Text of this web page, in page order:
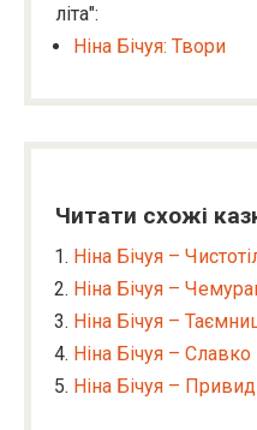
літа":
Ніна Бічуя: Твори
Читати схожі
Ніна Бічуя –
Ніна Бічуя –
Ніна Бічуя –
Ніна Бічуя – Славко
Ніна Бічуя – Привид